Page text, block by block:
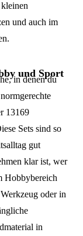
und auch im
und Sport
in denen du
13169
Sets sind so
gut
klar ist, wer
Hobbybereich
oder in
in